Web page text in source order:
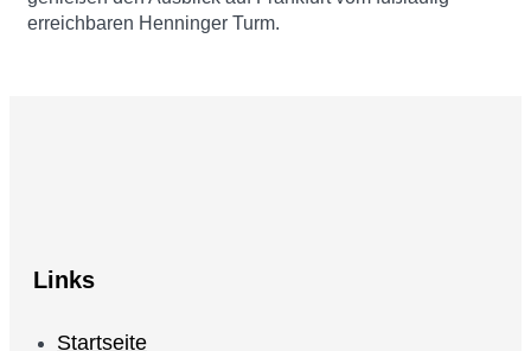
erreichbaren Henninger Turm.
Links
Startseite